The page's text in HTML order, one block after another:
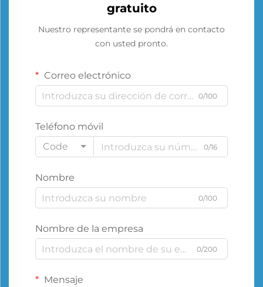
gratuito
Nuestro representante se pondrá en contacto
con usted pronto.
Correo electrónico
0/100
Teléfono móvil
Code
0/16
Nombre
0/100
Nombre de la empresa
0/200
Mensaje